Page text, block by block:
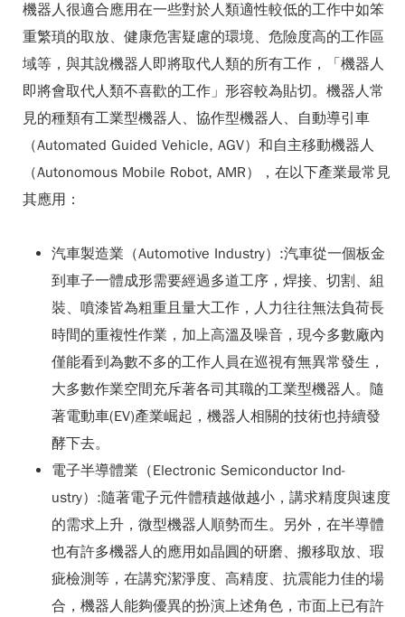
機器人很適合應用在一些對於人類適性較低的工作中如笨
重繁瑣的取放、健康危害疑慮的環境、危險度高的工作區
域等，與其說機器人即將取代人類的所有工作，「機器人
即將會取代人類不喜歡的工作」形容較為貼切。機器人常
見的種類有工業型機器人、協作型機器人、自動導引車
（Automated Guided Vehicle, AGV）和自主移動機器人
（Autonomous Mobile Robot, AMR），在以下產業最常見
其應用：
汽車製造業（Automotive Industry）:汽車從一個板金
到車子一體成形需要經過多道工序，焊接、切割、組
裝、噴漆皆為粗重且量大工作，人力往往無法負荷長
時間的重複性作業，加上高溫及噪音，現今多數廠內
僅能看到為數不多的工作人員在巡視有無異常發生，
大多數作業空間充斥著各司其職的工業型機器人。隨
著電動車(EV)產業崛起，機器人相關的技術也持續發
酵下去。
電子半導體業（Electronic Semiconductor Ind-
ustry）:隨著電子元件體積越做越小，講求精度與速度
的需求上升，微型機器人順勢而生。另外，在半導體
也有許多機器人的應用如晶圓的研磨、搬移取放、瑕
疵檢測等，在講究潔淨度、高精度、抗震能力佳的場
合，機器人能夠優異的扮演上述角色，市面上已有許